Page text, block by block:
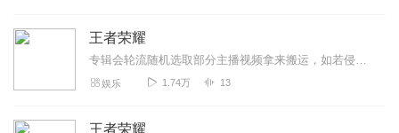
👍🌹🌹🌹
2024-05-05
主播一开口就被吸引了 好听的故事情节 贴近生活的演绎方式
王者荣耀
专辑会轮流随机选取部分主播视频拿来搬运，如若侵权，可以删除
娱乐 1.74万 13
王者荣耀